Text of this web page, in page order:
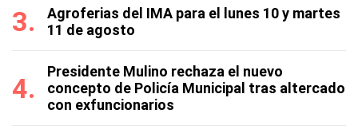
Agroferias del IMA para el lunes 10 y martes
11 de agosto
Presidente Mulino rechaza el nuevo
concepto de Policía Municipal tras altercado
con exfuncionarios